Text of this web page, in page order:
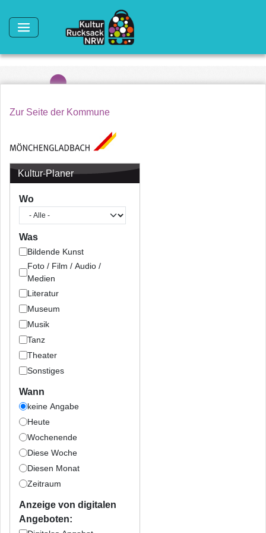
Zur Seite der Kommune
Kultur-Planer
Wo
Was
Bildende Kunst
Foto / Film / Audio /
Medien
Literatur
Museum
Musik
Tanz
Theater
Sonstiges
Wann
keine Angabe
Heute
Wochenende
Diese Woche
Diesen Monat
Zeitraum
Anzeige von digitalen
Angeboten: